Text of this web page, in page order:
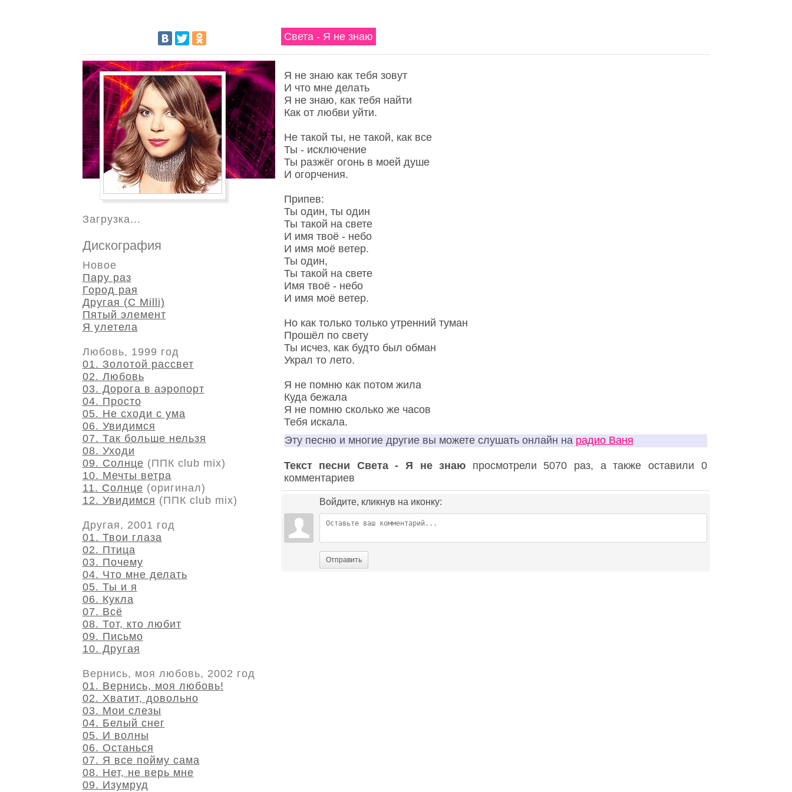
Света - Я не знаю
Я не знаю как тебя зовут
И что мне делать
Я не знаю, как тебя найти
Как от любви уйти.
Не такой ты, не такой, как все
Ты - исключение
Ты разжёг огонь в моей душе
И огорчения.
Припев:
Ты один, ты один
Ты такой на свете
И имя твоё - небо
И имя моё ветер.
Ты один,
Ты такой на свете
Имя твоё - небо
И имя моё ветер.
Но как только только утренний туман
Прошёл по свету
Ты исчез, как будто был обман
Украл то лето.
Я не помню как потом жила
Куда бежала
Я не помню сколько же часов
Тебя искала.
Эту песню и многие другие вы можете слушать онлайн на радио Ваня
Текст песни Света - Я не знаю просмотрели 5070 раз, а также оставили 0
комментариев
Войдите, кликнув на иконку:
Отправить
Загрузка...
Дискография
Новое
Пару раз
Город рая
Другая (С Milli)
Пятый элемент
Я улетела
Любовь, 1999 год
01. Золотой рассвет
02. Любовь
03. Дорога в аэропорт
04. Просто
05. Не сходи с ума
06. Увидимся
07. Так больше нельзя
08. Уходи
09. Солнце (ППК club mix)
10. Мечты ветра
11. Солнце (оригинал)
12. Увидимся (ППК club mix)
Другая, 2001 год
01. Твои глаза
02. Птица
03. Почему
04. Что мне делать
05. Ты и я
06. Кукла
07. Всё
08. Тот, кто любит
09. Письмо
10. Другая
Вернись, моя любовь, 2002 год
01. Вернись, моя любовь!
02. Хватит, довольно
03. Мои слезы
04. Белый снег
05. И волны
06. Останься
07. Я все пойму сама
08. Нет, не верь мне
09. Изумруд